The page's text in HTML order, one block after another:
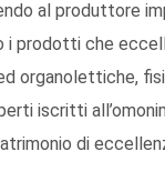
al produttore
prodotti che
organolettiche,
iscritti
di